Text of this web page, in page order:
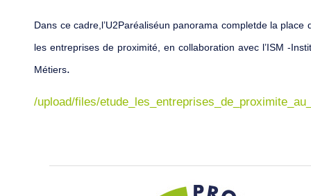
Dans ce cadre, l’U2Paréaliséun panorama completde la place
lesentreprises de proximité, en collaboration avec l’ISM-
Métiers.
/upload/files/